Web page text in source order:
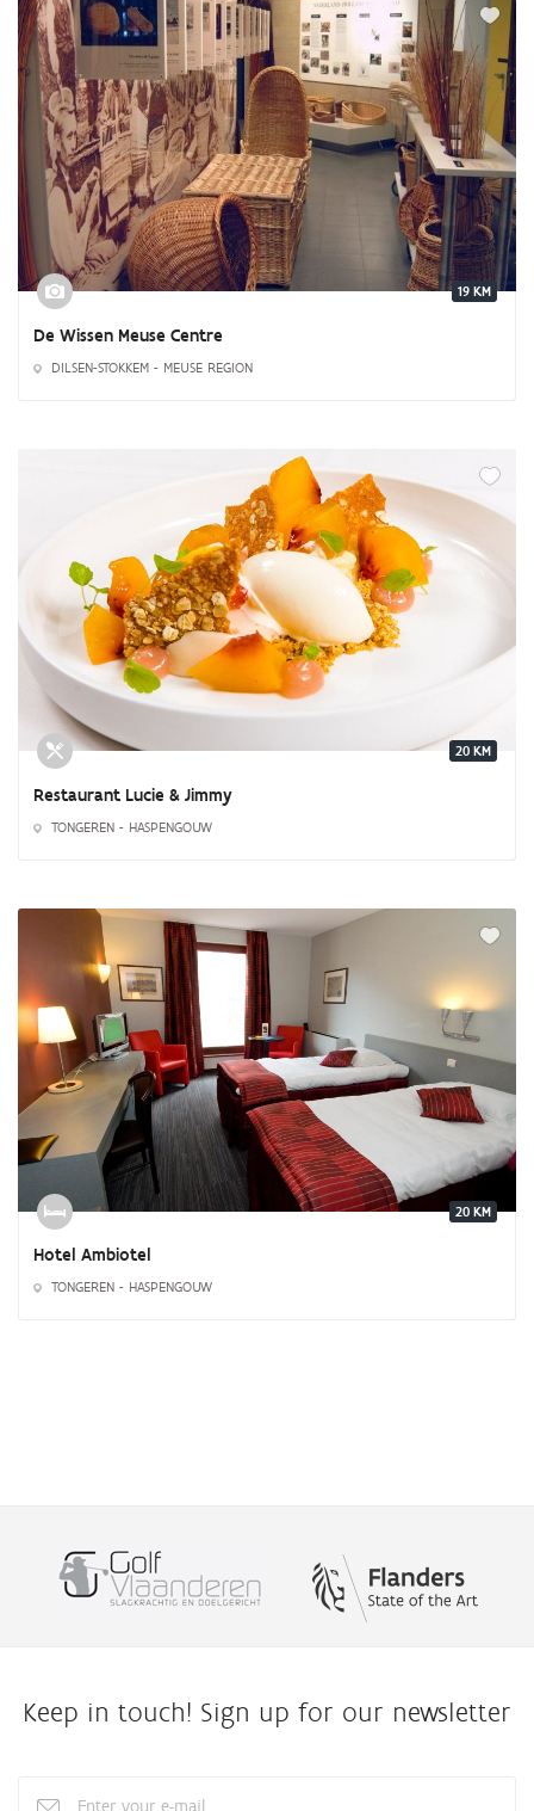
19 KM
De Wissen Meuse Centre
DILSEN-STOKKEM - MEUSE REGION
20 KM
Restaurant Lucie & Jimmy
TONGEREN - HASPENGOUW
20 KM
Hotel Ambiotel
TONGEREN - HASPENGOUW
Keep in touch! Sign up for our newsletter